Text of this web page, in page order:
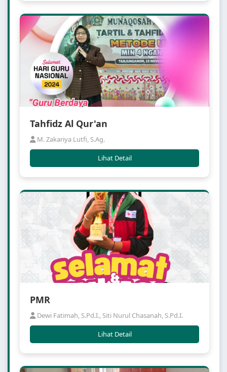
Tahfidz Al Qur'an
M. Zakariya Lutfi, S.Ag.
Lihat Detail
PMR
Dewi Fatimah, S.Pd.I., Siti Nurul Chasanah, S.Pd.I.
Lihat Detail